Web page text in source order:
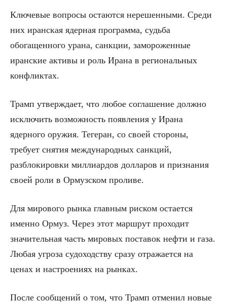
Ключевые вопросы остаются нерешенными. Среди
них иранская ядерная программа, судьба
обогащенного урана, санкции, замороженные
иранские активы и роль Ирана в региональных
конфликтах.
Трамп утверждает, что любое соглашение должно
исключить возможность появления у Ирана
ядерного оружия. Тегеран, со своей стороны,
требует снятия международных санкций,
разблокировки миллиардов долларов и признания
своей роли в Ормузском проливе.
Для мирового рынка главным риском остается
именно Ормуз. Через этот маршрут проходит
значительная часть мировых поставок нефти и газа.
Любая угроза судоходству сразу отражается на
ценах и настроениях на рынках.
После сообщений о том, что Трамп отменил новые